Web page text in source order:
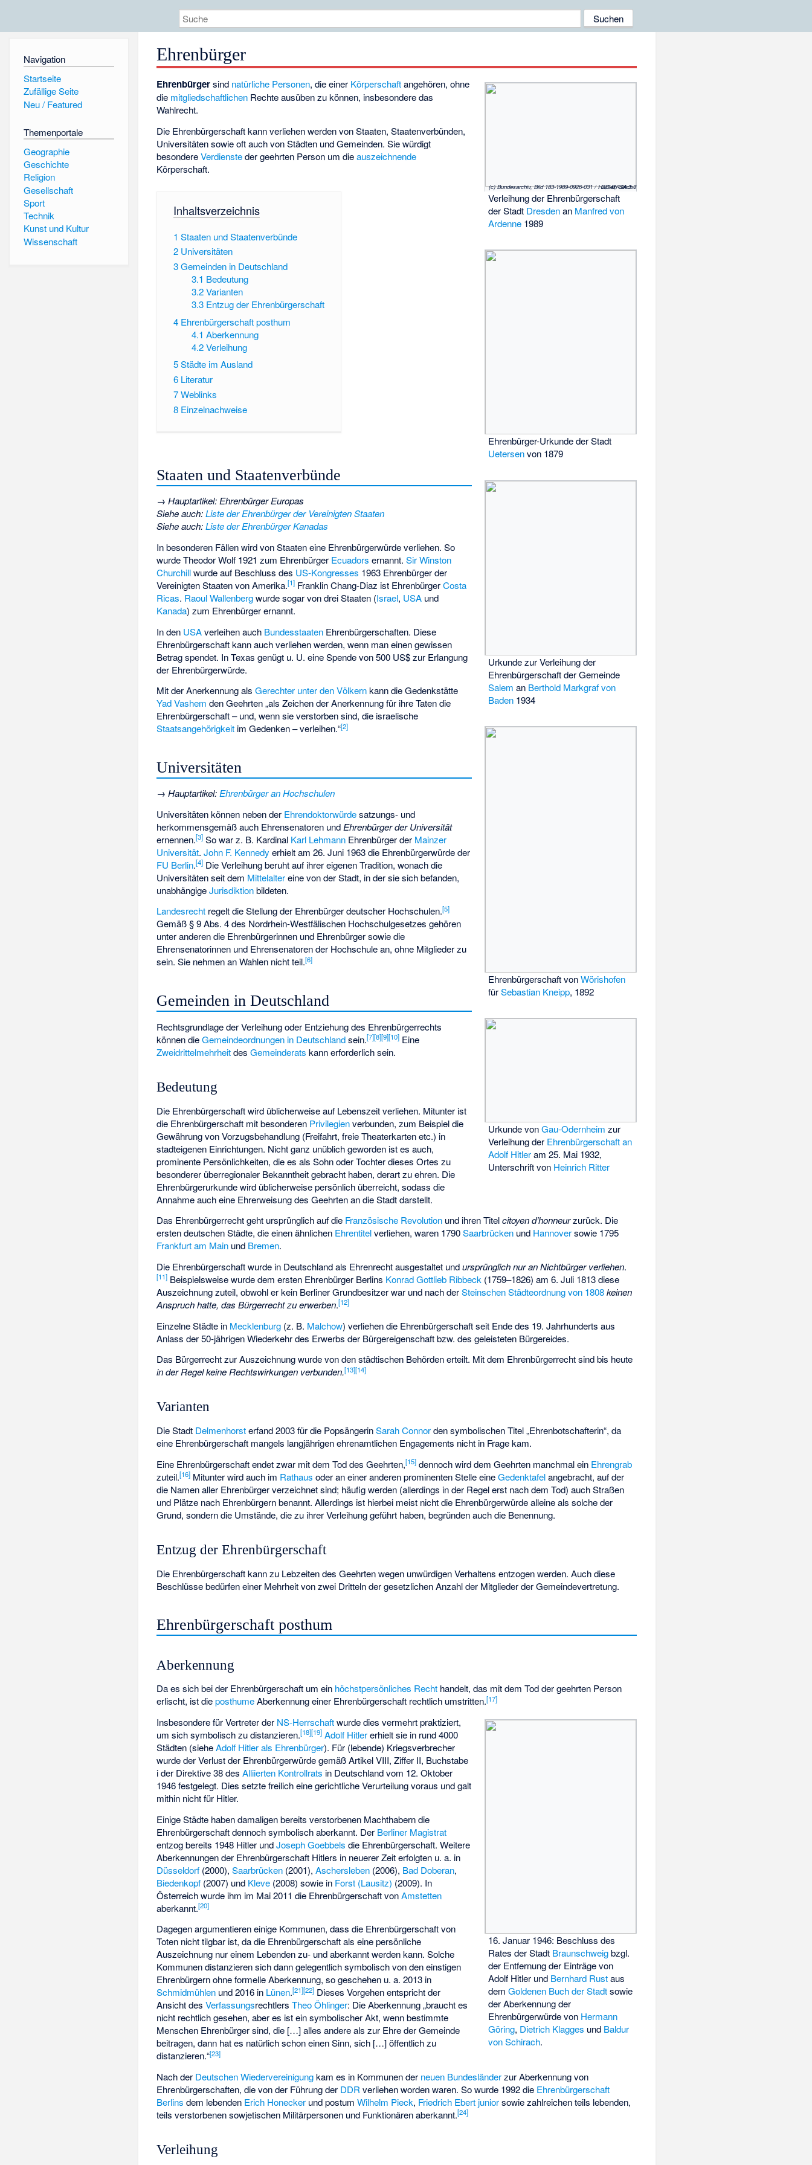
Navigation
Startseite
Zufällige Seite
Neu / Featured
Themenportale
Geographie
Geschichte
Religion
Gesellschaft
Sport
Technik
Kunst und Kultur
Wissenschaft
Ehrenbürger
(c) Bundesarchiv, Bild 183-1989-0926-031 / Häßler, Ulrich / CC-BY-SA 3.0
Verleihung der Ehrenbürgerschaft
der Stadt Dresdenan Manfred von
Ardenne 1989
Ehrenbürger-Urkunde der Stadt
Uetersenvon 1879
Urkunde zur Verleihung der
Ehrenbürgerschaft der Gemeinde
Salem an Berthold Markgraf von
Baden 1934
Ehrenbürgerschaft vonWörishofen
fürSebastian Kneipp, 1892
Urkunde vonGau-Odernheim zur
Verleihung der Ehrenbürgerschaft an
Adolf Hitleram 25. Mai 1932,
Unterschrift von Heinrich Ritter
Ehrenbürgersind natürliche Personen, die einer Körperschaftangehören, ohne
die mitgliedschaftlichen Rechte ausüben zu können, insbesondere das
Wahlrecht.
Die Ehrenbürgerschaft kann verliehen werden von Staaten, Staatenverbünden,
Universitäten sowie oft auch von Städten und Gemeinden. Sie würdigt
besondereVerdiensteder geehrten Person um dieauszeichnende
Körperschaft.
Inhaltsverzeichnis
1 Staaten und Staatenverbünde
2 Universitäten
3Gemeinden in Deutschland
3.1 Bedeutung
3.2 Varianten
3.3 Entzug der Ehrenbürgerschaft
4 Ehrenbürgerschaft posthum
4.1 Aberkennung
4.2 Verleihung
5Städte im Ausland
6 Literatur
7Weblinks
8 Einzelnachweise
Staaten und Staatenverbünde
→Hauptartikel:Ehrenbürger Europas
Siehe auch:Liste der Ehrenbürger der Vereinigten Staaten
Siehe auch:Liste der Ehrenbürger Kanadas
In besonderen Fällen wird von Staaten eine Ehrenbürgerwürde verliehen. So
wurdeTheodor Wolf 1921 zum Ehrenbürger Ecuadors ernannt.Sir Winston
Churchillwurde auf Beschluss des US-Kongresses 1963 Ehrenbürger der
Vereinigten Staaten von Amerika.[1] Franklin Chang-Diaz ist EhrenbürgerCosta
Ricas. Raoul Wallenbergwurde sogar von drei Staaten (Israel, USA und
Kanada) zum Ehrenbürger ernannt.
In den USAverleihen auch Bundesstaaten Ehrenbürgerschaften. Diese
Ehrenbürgerschaft kann auch verliehen werden, wenn man einen gewissen
Betrag spendet. In Texas genügt u. U. eine Spende von 500 US$ zur Erlangung
der Ehrenbürgerwürde.
Mit der Anerkennung alsGerechter unter den Völkernkann die Gedenkstätte
Yad Vashem den Geehrten „als Zeichen der Anerkennung für ihre Taten die
Ehrenbürgerschaft – und, wenn sie verstorben sind, die israelische
Staatsangehörigkeit im Gedenken – verleihen.“[2]
Universitäten
→Hauptartikel: Ehrenbürger an Hochschulen
Universitäten können neben der Ehrendoktorwürdesatzungs- und
herkommensgemäß auch Ehrensenatoren und Ehrenbürger der Universität
ernennen.[3] So war z. B. Kardinal Karl Lehmann Ehrenbürger der Mainzer
Universität.John F. Kennedy erhielt am 26. Juni 1963 die Ehrenbürgerwürde der
FU Berlin.[4] Die Verleihung beruht auf ihrer eigenen Tradition, wonach die
Universitäten seit dem Mittelaltereine von der Stadt, in der sie sich befanden,
unabhängigeJurisdiktionbildeten.
Landesrecht regelt die Stellung der Ehrenbürger deutscher Hochschulen.[5]
Gemäß § 9 Abs. 4 des Nordrhein-Westfälischen Hochschulgesetzes gehören
unter anderen die Ehrenbürgerinnen und Ehrenbürger sowie die
Ehrensenatorinnen und Ehrensenatoren der Hochschule an, ohne Mitglieder zu
sein. Sie nehmen an Wahlen nicht teil.[6]
Gemeinden in Deutschland
Rechtsgrundlage der Verleihung oder Entziehung des Ehrenbürgerrechts
können dieGemeindeordnungen in Deutschlandsein.[7][8][9][10] Eine
ZweidrittelmehrheitdesGemeinderats kann erforderlich sein.
Bedeutung
Die Ehrenbürgerschaft wird üblicherweise auf Lebenszeit verliehen. Mitunter ist
die Ehrenbürgerschaft mit besonderen Privilegienverbunden, zum Beispiel die
Gewährung von Vorzugsbehandlung (Freifahrt, freie Theaterkarten etc.) in
stadteigenen Einrichtungen. Nicht ganz unüblich geworden ist es auch,
prominente Persönlichkeiten, die es als Sohn oder Tochter dieses Ortes zu
besonderer überregionaler Bekanntheit gebracht haben, derart zu ehren. Die
Ehrenbürgerurkunde wird üblicherweise persönlich überreicht, sodass die
Annahme auch eine Ehrerweisung des Geehrten an die Stadt darstellt.
Das Ehrenbürgerrecht geht ursprünglich auf die Französische Revolution und ihren Titelcitoyen d’honneurzurück. Die
ersten deutschen Städte, die einen ähnlichen Ehrentitelverliehen, waren 1790Saarbrücken und Hannoversowie 1795
Frankfurt am Main und Bremen.
Die Ehrenbürgerschaft wurde in Deutschland als Ehrenrecht ausgestaltet undursprünglich nur an Nichtbürger verliehen.
[11] Beispielsweise wurde dem ersten Ehrenbürger Berlins Konrad Gottlieb Ribbeck (1759–1826) am 6. Juli 1813 diese
Auszeichnung zuteil, obwohl er kein Berliner Grundbesitzer war und nach derSteinschen Städteordnung von 1808 keinen
Anspruch hatte, das Bürgerrecht zu erwerben.[12]
Einzelne Städte in Mecklenburg (z. B. Malchow) verliehen die Ehrenbürgerschaft seit Ende des 19. Jahrhunderts aus
Anlass der 50-jährigen Wiederkehr des Erwerbs der Bürgereigenschaft bzw. des geleisteten Bürgereides.
Das Bürgerrecht zur Auszeichnung wurde von den städtischen Behörden erteilt. Mit dem Ehrenbürgerrecht sind bis heute
in der Regel keine Rechtswirkungen verbunden.[13][14]
Varianten
Die Stadt Delmenhorsterfand 2003 für die PopsängerinSarah Connorden symbolischen Titel „Ehrenbotschafterin“, da
eine Ehrenbürgerschaft mangels langjährigen ehrenamtlichen Engagements nicht in Frage kam.
Eine Ehrenbürgerschaft endet zwar mit dem Tod des Geehrten,[15] dennoch wird dem Geehrten manchmal ein Ehrengrab
zuteil.[16] Mitunter wird auch im Rathaus oder an einer anderen prominenten Stelle eineGedenktafelangebracht, auf der
die Namen aller Ehrenbürger verzeichnet sind; häufig werden (allerdings in der Regel erst nach dem Tod) auch Straßen
und Plätze nach Ehrenbürgern benannt. Allerdings ist hierbei meist nicht die Ehrenbürgerwürde alleine als solche der
Grund, sondern die Umstände, die zu ihrer Verleihung geführt haben, begründen auch die Benennung.
Entzug der Ehrenbürgerschaft
Die Ehrenbürgerschaft kann zu Lebzeiten des Geehrten wegen unwürdigen Verhaltens entzogen werden. Auch diese
Beschlüsse bedürfen einer Mehrheit von zwei Dritteln der gesetzlichen Anzahl der Mitglieder der Gemeindevertretung.
Ehrenbürgerschaft posthum
Aberkennung
Da es sich bei der Ehrenbürgerschaft um ein höchstpersönliches Recht handelt, das mit dem Tod der geehrten Person
erlischt, ist dieposthumeAberkennung einer Ehrenbürgerschaft rechtlich umstritten.[17]
16. Januar 1946: Beschluss des
Rates der Stadt Braunschweigbzgl.
der Entfernung der Einträge von
Adolf Hitler und Bernhard Rustaus
demGoldenen Buch der Stadtsowie
der Aberkennung der
Ehrenbürgerwürde von Hermann
Göring, Dietrich Klagges und Baldur
von Schirach.
Insbesondere für Vertreter der NS-Herrschaftwurde dies vermehrt praktiziert,
um sich symbolisch zu distanzieren.[18][19] Adolf Hitlererhielt sie in rund 4000
Städten (sieheAdolf Hitler als Ehrenbürger). Für (lebende) Kriegsverbrecher
wurde der Verlust der Ehrenbürgerwürde gemäß Artikel VIII, Ziffer II, Buchstabe
i der Direktive 38 desAlliierten Kontrollrats in Deutschland vom 12. Oktober
1946 festgelegt. Dies setzte freilich eine gerichtliche Verurteilung voraus und galt
mithin nicht für Hitler.
Einige Städte haben damaligen bereits verstorbenen Machthabern die
Ehrenbürgerschaft dennoch symbolisch aberkannt. Der Berliner Magistrat
entzog bereits 1948 Hitler undJoseph Goebbels die Ehrenbürgerschaft. Weitere
Aberkennungen der Ehrenbürgerschaft Hitlers in neuerer Zeit erfolgten u. a. in
Düsseldorf (2000),Saarbrücken (2001),Aschersleben (2006), Bad Doberan,
Biedenkopf (2007) und Kleve (2008) sowie in Forst (Lausitz) (2009). In
Österreich wurde ihm im Mai 2011 die Ehrenbürgerschaft vonAmstetten
aberkannt.[20]
Dagegen argumentieren einige Kommunen, dass die Ehrenbürgerschaft von
Toten nicht tilgbar ist, da die Ehrenbürgerschaft als eine persönliche
Auszeichnung nur einem Lebenden zu- und aberkannt werden kann. Solche
Kommunen distanzieren sich dann gelegentlich symbolisch von den einstigen
Ehrenbürgern ohne formelle Aberkennung, so geschehen u. a. 2013 in
Schmidmühlen und 2016 in Lünen.[21][22] Dieses Vorgehen entspricht der
Ansicht desVerfassungsrechtlersTheo Öhlinger: Die Aberkennung „braucht es
nicht rechtlich gesehen, aber es ist ein symbolischer Akt, wenn bestimmte
Menschen Ehrenbürger sind, die […] alles andere als zur Ehre der Gemeinde
beitragen, dann hat es natürlich schon einen Sinn, sich […] öffentlich zu
distanzieren.“[23]
Nach der Deutschen Wiedervereinigungkam es in Kommunen der neuen Bundesländerzur Aberkennung von
Ehrenbürgerschaften, die von der Führung der DDR verliehen worden waren. So wurde 1992 die Ehrenbürgerschaft
Berlins dem lebenden Erich Honecker und postumWilhelm Pieck, Friedrich Ebert juniorsowie zahlreichen teils lebenden,
teils verstorbenen sowjetischen Militärpersonen und Funktionären aberkannt.[24]
Verleihung